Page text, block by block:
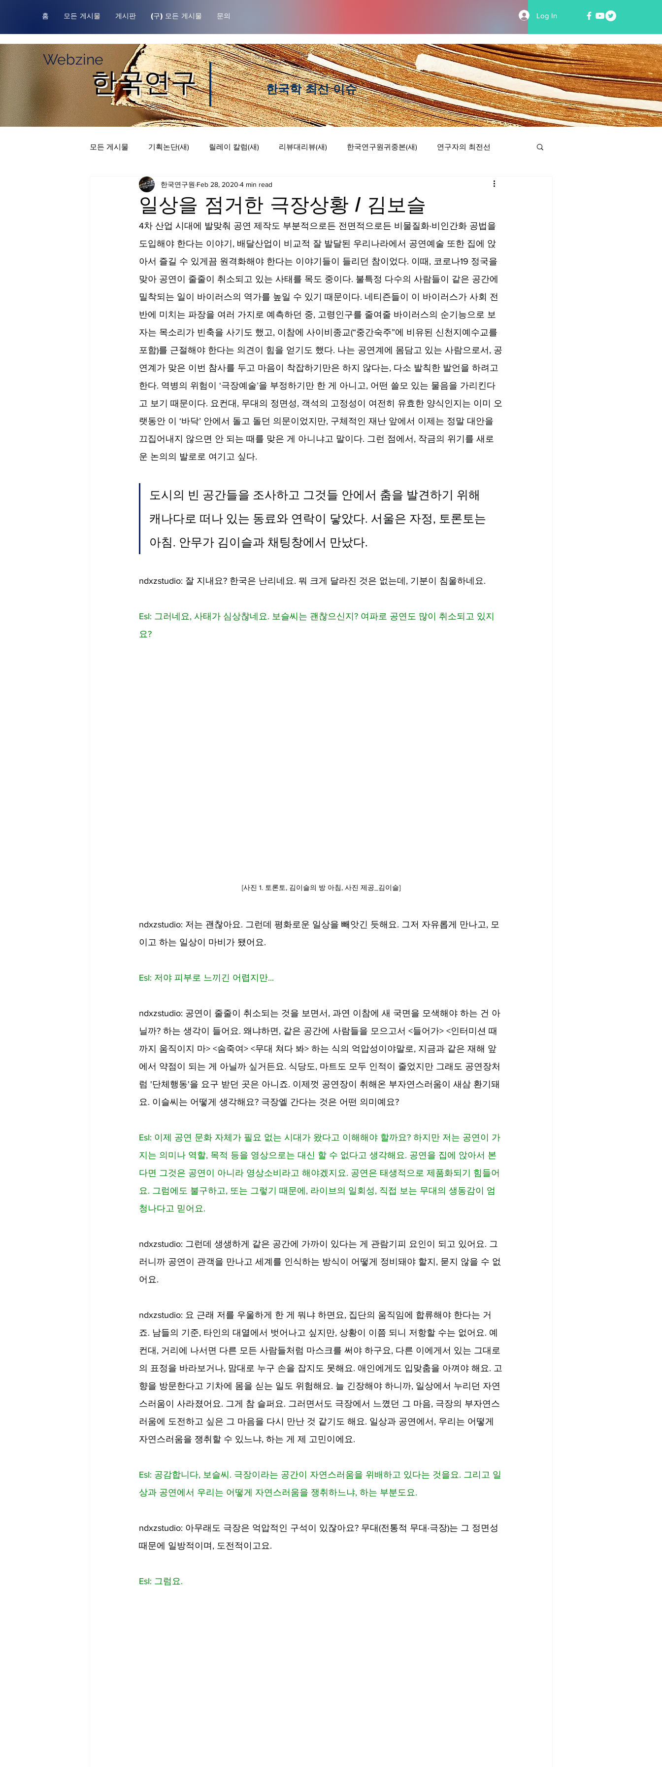
홈 모든 게시물 게시판 (구) 모든 게시물 문의 Log In
Webzine
​한국학 최신 이슈
한국연구
모든 게시물 기획논단(새) 릴레이 칼럼(새) 리뷰대리뷰(새) 한국연구원귀중본(새) 연구자의 최전선
한국연구원귀중본 릴레이 칼럼 리뷰 대 리뷰
일상을 점거한 극장상황 / 김보슬
한국연구원 Feb 28, 2020 4 min read
4차 산업 시대에 발맞춰 공연 제작도 부분적으로든 전면적으로든 비물질화·비인간화 공법을
도입해야 한다는 이야기, 배달산업이 비교적 잘 발달된 우리나라에서 공연예술 또한 집에 앉
아서 즐길 수 있게끔 원격화해야 한다는 이야기들이 들리던 참이었다. 이때, 코로나19 정국을
맞아 공연이 줄줄이 취소되고 있는 사태를 목도 중이다. 불특정 다수의 사람들이 같은 공간에
밀착되는 일이 바이러스의 역가를 높일 수 있기 때문이다. 네티즌들이 이 바이러스가 사회 전
반에 미치는 파장을 여러 가지로 예측하던 중, 고령인구를 줄여줄 바이러스의 순기능으로 보
자는 목소리가 빈축을 사기도 했고, 이참에 사이비종교(“중간숙주”에 비유된 신천지예수교를
포함)를 근절해야 한다는 의견이 힘을 얻기도 했다. 나는 공연계에 몸담고 있는 사람으로서, 공
연계가 맞은 이번 참사를 두고 마음이 착잡하기만은 하지 않다는, 다소 발칙한 발언을 하려고
한다. 역병의 위험이 ‘극장예술’을 부정하기만 한 게 아니고, 어떤 쓸모 있는 물음을 가리킨다
고 보기 때문이다. 요컨대, 무대의 정면성, 객석의 고정성이 여전히 유효한 양식인지는 이미 오
랫동안 이 ‘바닥’ 안에서 돌고 돌던 의문이었지만, 구체적인 재난 앞에서 이제는 정말 대안을
끄집어내지 않으면 안 되는 때를 맞은 게 아니냐고 말이다. 그런 점에서, 작금의 위기를 새로
운 논의의 발로로 여기고 싶다.
도시의 빈 공간들을 조사하고 그것들 안에서 춤을 발견하기 위해
캐나다로 떠나 있는 동료와 연락이 닿았다. 서울은 자정, 토론토는
아침. 안무가 김이슬과 채팅창에서 만났다.
ndxzstudio: 잘 지내요? 한국은 난리네요. 뭐 크게 달라진 것은 없는데, 기분이 침울하네요.
Esl: 그러네요, 사태가 심상찮네요. 보슬씨는 괜찮으신지? 여파로 공연도 많이 취소되고 있지
요?
[사진 1. 토론토, 김이슬의 방 아침, 사진 제공_김이슬]
ndxzstudio: 저는 괜찮아요. 그런데 평화로운 일상을 빼앗긴 듯해요. 그저 자유롭게 만나고, 모
이고 하는 일상이 마비가 됐어요.
Esl: 저야 피부로 느끼긴 어렵지만...
ndxzstudio: 공연이 줄줄이 취소되는 것을 보면서, 과연 이참에 새 국면을 모색해야 하는 건 아
닐까? 하는 생각이 들어요. 왜냐하면, 같은 공간에 사람들을 모으고서 <들어가> <인터미션 때
까지 움직이지 마> <숨죽여> <무대 쳐다 봐> 하는 식의 억압성이야말로, 지금과 같은 재해 앞
에서 약점이 되는 게 아닐까 싶거든요. 식당도, 마트도 모두 인적이 줄었지만 그래도 공연장처
럼 '단체행동'을 요구 받던 곳은 아니죠. 이제껏 공연장이 취해온 부자연스러움이 새삼 환기돼
요. 이슬씨는 어떻게 생각해요? 극장엘 간다는 것은 어떤 의미예요?
Esl: 이제 공연 문화 자체가 필요 없는 시대가 왔다고 이해해야 할까요? 하지만 저는 공연이 가
지는 의미나 역할, 목적 등을 영상으로는 대신 할 수 없다고 생각해요. 공연을 집에 앉아서 본
다면 그것은 공연이 아니라 영상소비라고 해야겠지요. 공연은 태생적으로 제품화되기 힘들어
요. 그럼에도 불구하고, 또는 그렇기 때문에, 라이브의 일회성, 직접 보는 무대의 생동감이 엄
청나다고 믿어요.
ndxzstudio: 그런데 생생하게 같은 공간에 가까이 있다는 게 관람기피 요인이 되고 있어요. 그
러니까 공연이 관객을 만나고 세계를 인식하는 방식이 어떻게 정비돼야 할지, 묻지 않을 수 없
어요.
ndxzstudio: 요 근래 저를 우울하게 한 게 뭐냐 하면요, 집단의 움직임에 합류해야 한다는 거
죠. 남들의 기준, 타인의 대열에서 벗어나고 싶지만, 상황이 이쯤 되니 저항할 수는 없어요. 예
컨대, 거리에 나서면 다른 모든 사람들처럼 마스크를 써야 하구요, 다른 이에게서 있는 그대로
의 표정을 바라보거나, 맘대로 누구 손을 잡지도 못해요. 애인에게도 입맞춤을 아껴야 해요. 고
향을 방문한다고 기차에 몸을 싣는 일도 위험해요. 늘 긴장해야 하니까, 일상에서 누리던 자연
스러움이 사라졌어요. 그게 참 슬퍼요. 그러면서도 극장에서 느꼈던 그 마음, 극장의 부자연스
러움에 도전하고 싶은 그 마음을 다시 만난 것 같기도 해요. 일상과 공연에서, 우리는 어떻게
자연스러움을 쟁취할 수 있느냐, 하는 게 제 고민이에요.
Esl: 공감합니다, 보슬씨. 극장이라는 공간이 자연스러움을 위배하고 있다는 것을요. 그리고 일
상과 공연에서 우리는 어떻게 자연스러움을 쟁취하느냐, 하는 부분도요.
ndxzstudio: 아무래도 극장은 억압적인 구석이 있잖아요? 무대(전통적 무대·극장)는 그 정면성
때문에 일방적이며, 도전적이고요.
Esl: 그럼요.